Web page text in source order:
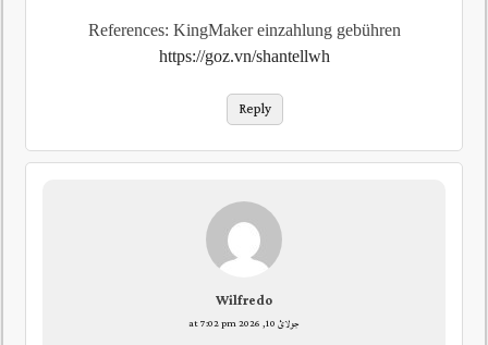
References: KingMaker einzahlung gebühren
https://goz.vn/shantellwh
Reply
Wilfredo
جولائ 10, 2026 at 7:02 pm